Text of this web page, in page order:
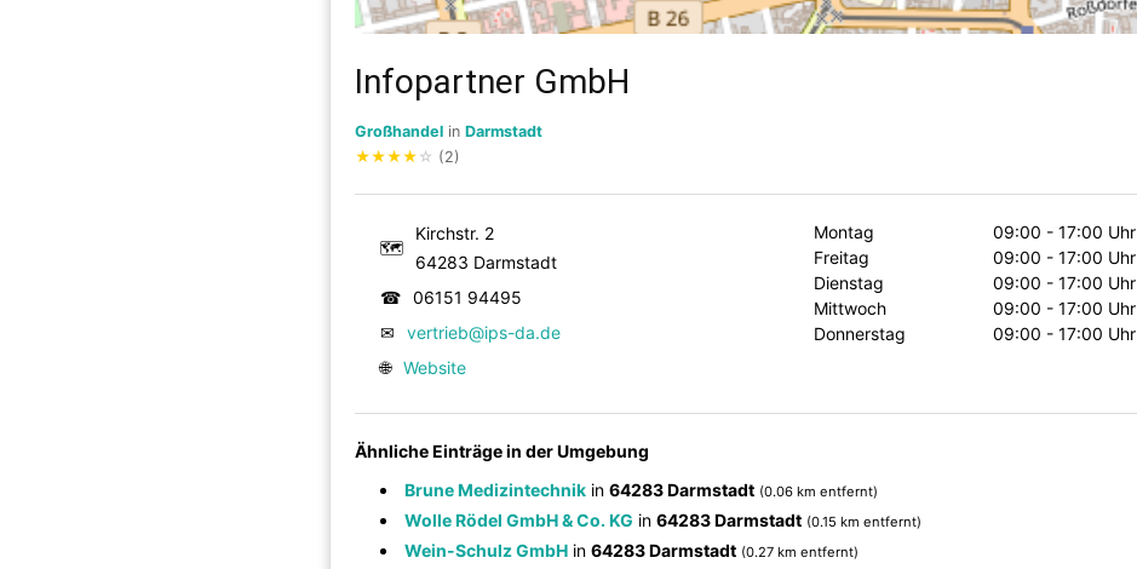
Infopartner GmbH
Großhandel in Darmstadt
★★★★ ☆ (2)
🗺
Kirchstr. 2
64283 Darmstadt
☎ 06151 94495
✉
vertrieb@ips-da.de
🌐 Website
Montag
09:00 - 17:00 Uhr
Freitag
09:00 - 17:00 Uhr
Dienstag
09:00 - 17:00 Uhr
Mittwoch
09:00 - 17:00 Uhr
Donnerstag
09:00 - 17:00 Uhr
Ähnliche Einträge in der Umgebung
Brune Medizintechnik in 64283 Darmstadt (0.06 km entfernt)
Wolle Rödel GmbH & Co. KG in 64283 Darmstadt (0.15 km entfernt)
Wein-Schulz GmbH in 64283 Darmstadt (0.27 km entfernt)